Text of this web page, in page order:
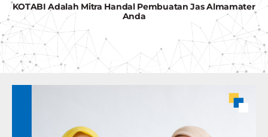
KOTABI Adalah Mitra Handal Pembuatan Jas Almamater
Anda